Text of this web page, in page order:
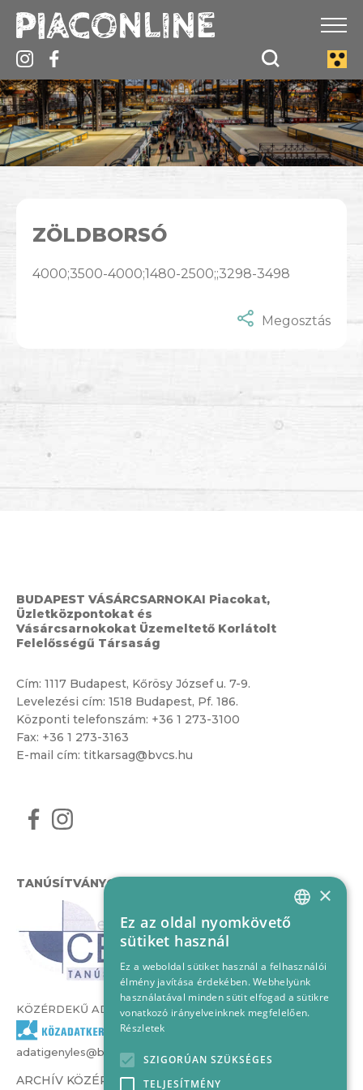
ZÖLDBORSÓ
4000;3500-4000;1480-2500;;3298-3498
Megosztás
BUDAPEST VÁSÁRCSARNOKAI Piacokat,
Üzletközpontokat és
Vásárcsarnokokat Üzemeltető Korlátolt
Felelősségű Társaság
Cím: 1117 Budapest, Kőrösy József u. 7-9.
Levelezési cím: 1518 Budapest, Pf. 186.
Központi telefonszám: +36 1 273-3100
Fax: +36 1 273-3163
E-mail cím: titkarsag@bvcs.hu
TANÚSÍTVÁNYOK
KÖZÉRDEKŰ ADATOK
adatigenyles@bvcs.hu
ARCHÍV KÖZÉRDEKŰ ADATOK –
HUNGARIAN
×
Ez az oldal nyomkövető
sütiket használ
Ez a weboldal sütiket használ a felhasználói
élmény javítása érdekében. Webhelyünk
használatával minden sütit elfogad a sütikre
vonatkozó irányelveinknek megfelelően.
Részletek
SZIGORÚAN SZÜKSÉGES
TELJESÍTMÉNY